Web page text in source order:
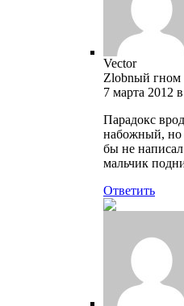
Vector
Zlobnый гном
7 марта 2012
Парадокс
набожный, но
бы не
мальчик
Ответить